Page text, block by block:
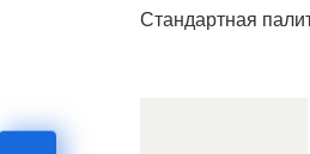
Стандартная